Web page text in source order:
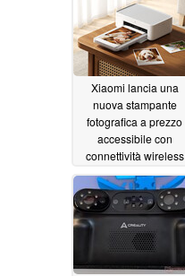
Xiaomi lancia una
nuova stampante
fotografica a prezzo
accessibile con
connettività wireless
diretta07/07/2026